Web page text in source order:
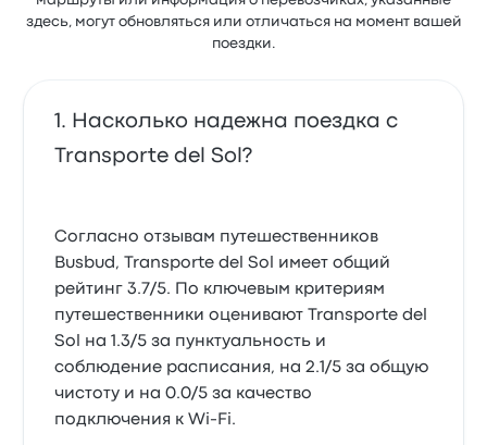
здесь, могут обновляться или отличаться на момент вашей
поездки.
Насколько надежна поездка с
Transporte del Sol?
Согласно отзывам путешественников
Busbud, Transporte del Sol имеет общий
рейтинг 3.7/5. По ключевым критериям
путешественники оценивают Transporte del
Sol на 1.3/5 за пунктуальность и
соблюдение расписания, на 2.1/5 за общую
чистоту и на 0.0/5 за качество
подключения к Wi-Fi.